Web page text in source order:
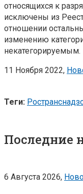
относящихся к
исключены из
отношении
изменению
некатегорируемым.
11 Ноября 2022,
Теги:
Последние
6 Августа 2026,